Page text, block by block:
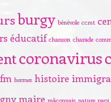
burgy bénévole ccmt
éducatif chanson charade
coronavirus
fm hermes histoire
maire mâconnais nature papi